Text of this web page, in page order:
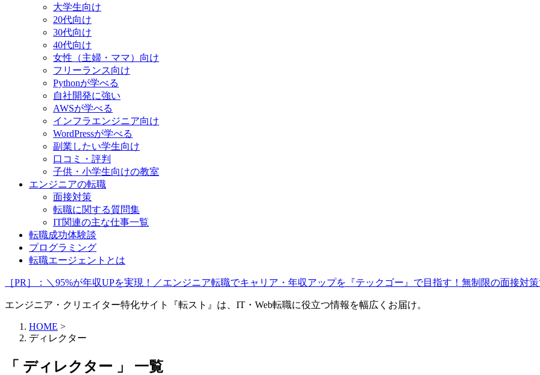
大学生向け
20代向け
30代向け
40代向け
女性（主婦・ママ）向け
フリーランス向け
Pythonが学べる
自社開発に強い
AWSが学べる
インフラエンジニア向け
WordPressが学べる
副業したい学生向け
口コミ・評判
子供・小学生向けの教室
エンジニアの転職
面接対策
転職に関する質問集
IT関連の主な仕事一覧
転職成功体験談
プログラミング
転職エージェントとは
［PR］：＼95%が年収UPを実現！／エンジニア転職でキャリア・年収アップを『テックゴー』で目指す！無制限の面接対
エンジニア・クリエイター特化サイト『転スト』は、IT・Web転職に役立つ情報を幅広くお届け。
HOME >
ディレクター
「 ディレクター 」 一覧